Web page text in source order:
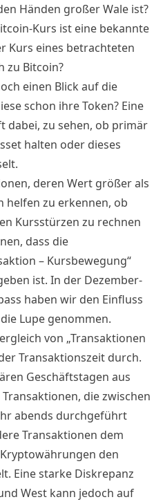
Händen großer Wale ist?
Kurs ist eine bekannte
Kurs eines betrachteten
zu Bitcoin?
einen Blick auf die
schon ihre Token? Eine
dabei, zu sehen, ob primär
halten oder dieses
deren Wert größer als
helfen zu erkennen, ob
Kursstürzen zu rechnen
dass die
– Kursbewegung“
ist. In der Dezember-
haben wir den Einfluss
Lupe genommen.
von „Transaktionen
Transaktionszeit durch.
Geschäftstagen aus
die zwischen
abends durchgeführt
Transaktionen dem
den
Eine starke Diskrepanz
West kann jedoch auf